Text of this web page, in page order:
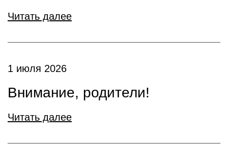
Читать далее
1 июля 2026
Внимание, родители!
Читать далее